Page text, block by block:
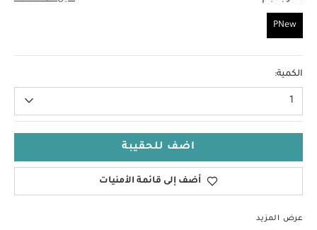
PNew
الكمية:
1
اضف للحقيبة
أضف إلى قائمة الأمنيات
عرض المزيد